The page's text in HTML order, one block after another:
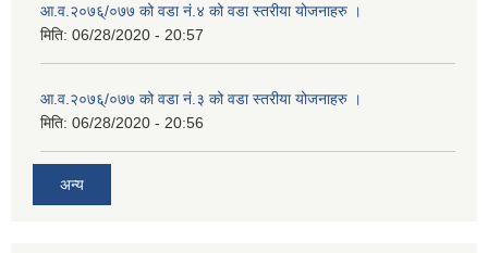
आ.व.२०७६्/०७७ को वडा नं.४ को वडा स्तरीया योजनाहरु ।
मिति: 06/28/2020 - 20:57
आ.व.२०७६्/०७७ को वडा नं.३ को वडा स्तरीया योजनाहरु ।
मिति: 06/28/2020 - 20:56
अन्य